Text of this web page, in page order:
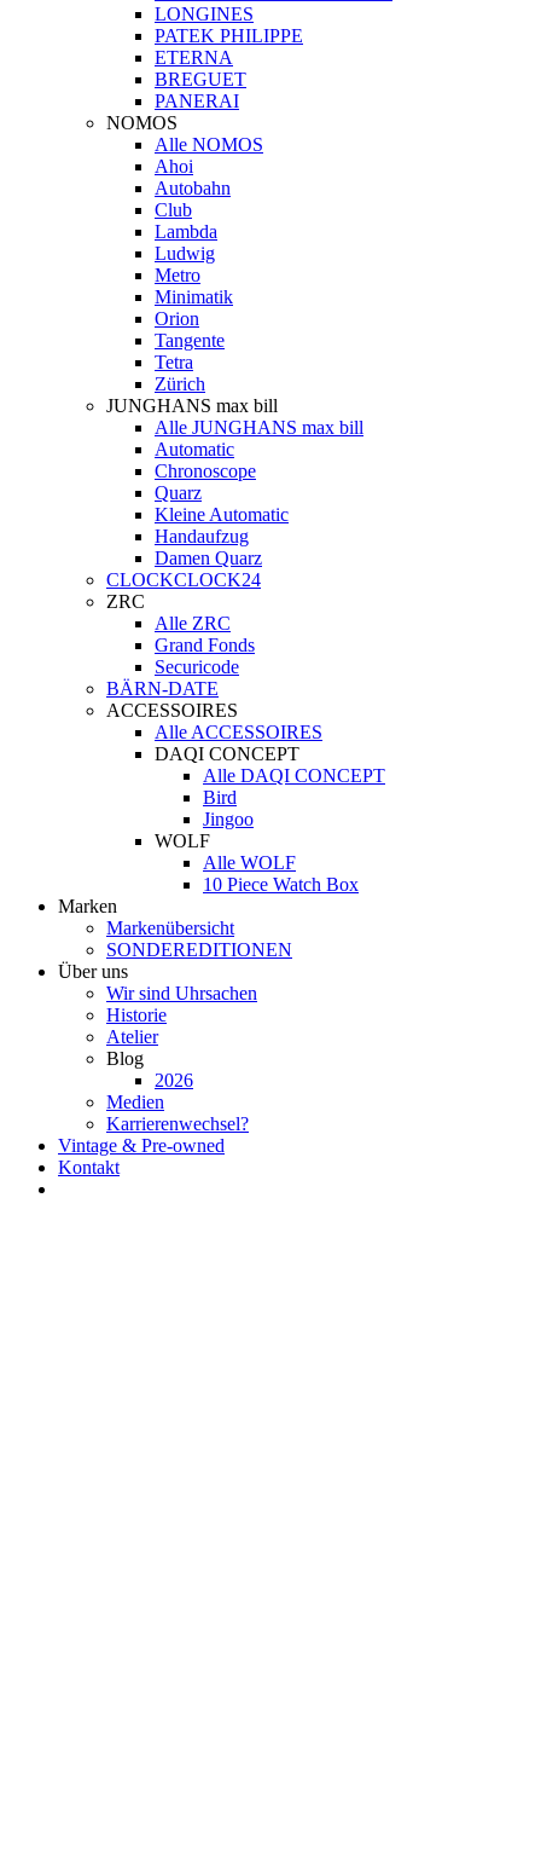
LONGINES
PATEK PHILIPPE
ETERNA
BREGUET
PANERAI
NOMOS
Alle NOMOS
Ahoi
Autobahn
Club
Lambda
Ludwig
Metro
Minimatik
Orion
Tangente
Tetra
Zürich
JUNGHANS max bill
Alle JUNGHANS max bill
Automatic
Chronoscope
Quarz
Kleine Automatic
Handaufzug
Damen Quarz
CLOCKCLOCK24
ZRC
Alle ZRC
Grand Fonds
Securicode
BÄRN-DATE
ACCESSOIRES
Alle ACCESSOIRES
DAQI CONCEPT
Alle DAQI CONCEPT
Bird
Jingoo
WOLF
Alle WOLF
10 Piece Watch Box
Marken
Markenübersicht
SONDEREDITIONEN
Über uns
Wir sind Uhrsachen
Historie
Atelier
Blog
2026
Medien
Karrierenwechsel?
Vintage & Pre-owned
Kontakt